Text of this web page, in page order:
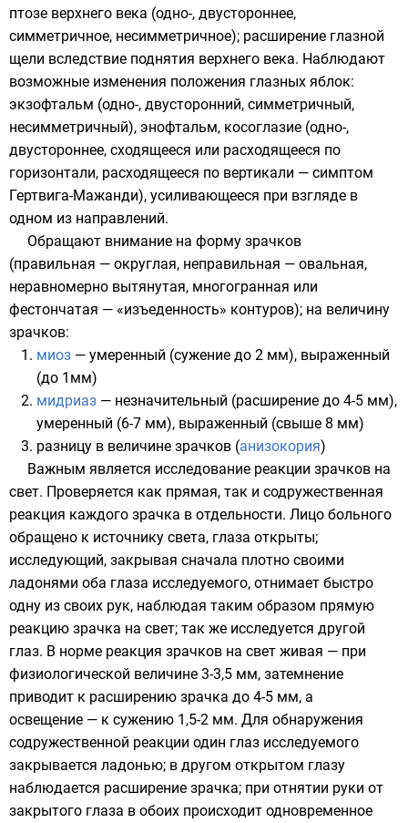
птозе верхнего века (одно-, двустороннее,
симметричное, несимметричное); расширение глазной
щели вследствие поднятия верхнего века. Наблюдают
возможные изменения положения глазных яблок:
экзофтальм (одно-, двусторонний, симметричный,
несимметричный), энофтальм, косоглазие (одно-,
двустороннее, сходящееся или расходящееся по
горизонтали, расходящееся по вертикали — симптом
Гертвига-Мажанди), усиливающееся при взгляде в
одном из направлений.
Обращают внимание на форму зрачков
(правильная — округлая, неправильная — овальная,
неравномерно вытянутая, многогранная или
фестончатая — «изъеденность» контуров); на величину
зрачков:
миоз — умеренный (сужение до 2 мм), выраженный
(до 1мм)
мидриаз — незначительный (расширение до 4-5 мм),
умеренный (6-7 мм), выраженный (свыше 8 мм)
разницу в величине зрачков (анизокория)
Важным является исследование реакции зрачков на
свет. Проверяется как прямая, так и содружественная
реакция каждого зрачка в отдельности. Лицо больного
обращено к источнику света, глаза открыты;
исследующий, закрывая сначала плотно своими
ладонями оба глаза исследуемого, отнимает быстро
одну из своих рук, наблюдая таким образом прямую
реакцию зрачка на свет; так же исследуется другой
глаз. В норме реакция зрачков на свет живая — при
физиологической величине 3-3,5 мм, затемнение
приводит к расширению зрачка до 4-5 мм, а
освещение — к сужению 1,5-2 мм. Для обнаружения
содружественной реакции один глаз исследуемого
закрывается ладонью; в другом открытом глазу
наблюдается расширение зрачка; при отнятии руки от
закрытого глаза в обоих происходит одновременное